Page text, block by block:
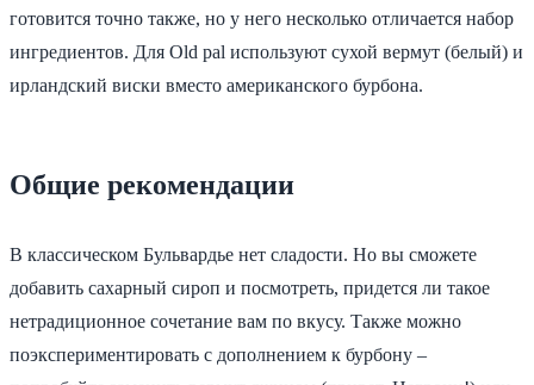
готовится точно также, но у него несколько отличается набор
ингредиентов. Для Old pal используют сухой вермут (белый) и
ирландский виски вместо американского бурбона.
Общие рекомендации
В классическом Бульвардье нет сладости. Но вы сможете
добавить сахарный сироп и посмотреть, придется ли такое
нетрадиционное сочетание вам по вкусу. Также можно
поэкспериментировать с дополнением к бурбону –